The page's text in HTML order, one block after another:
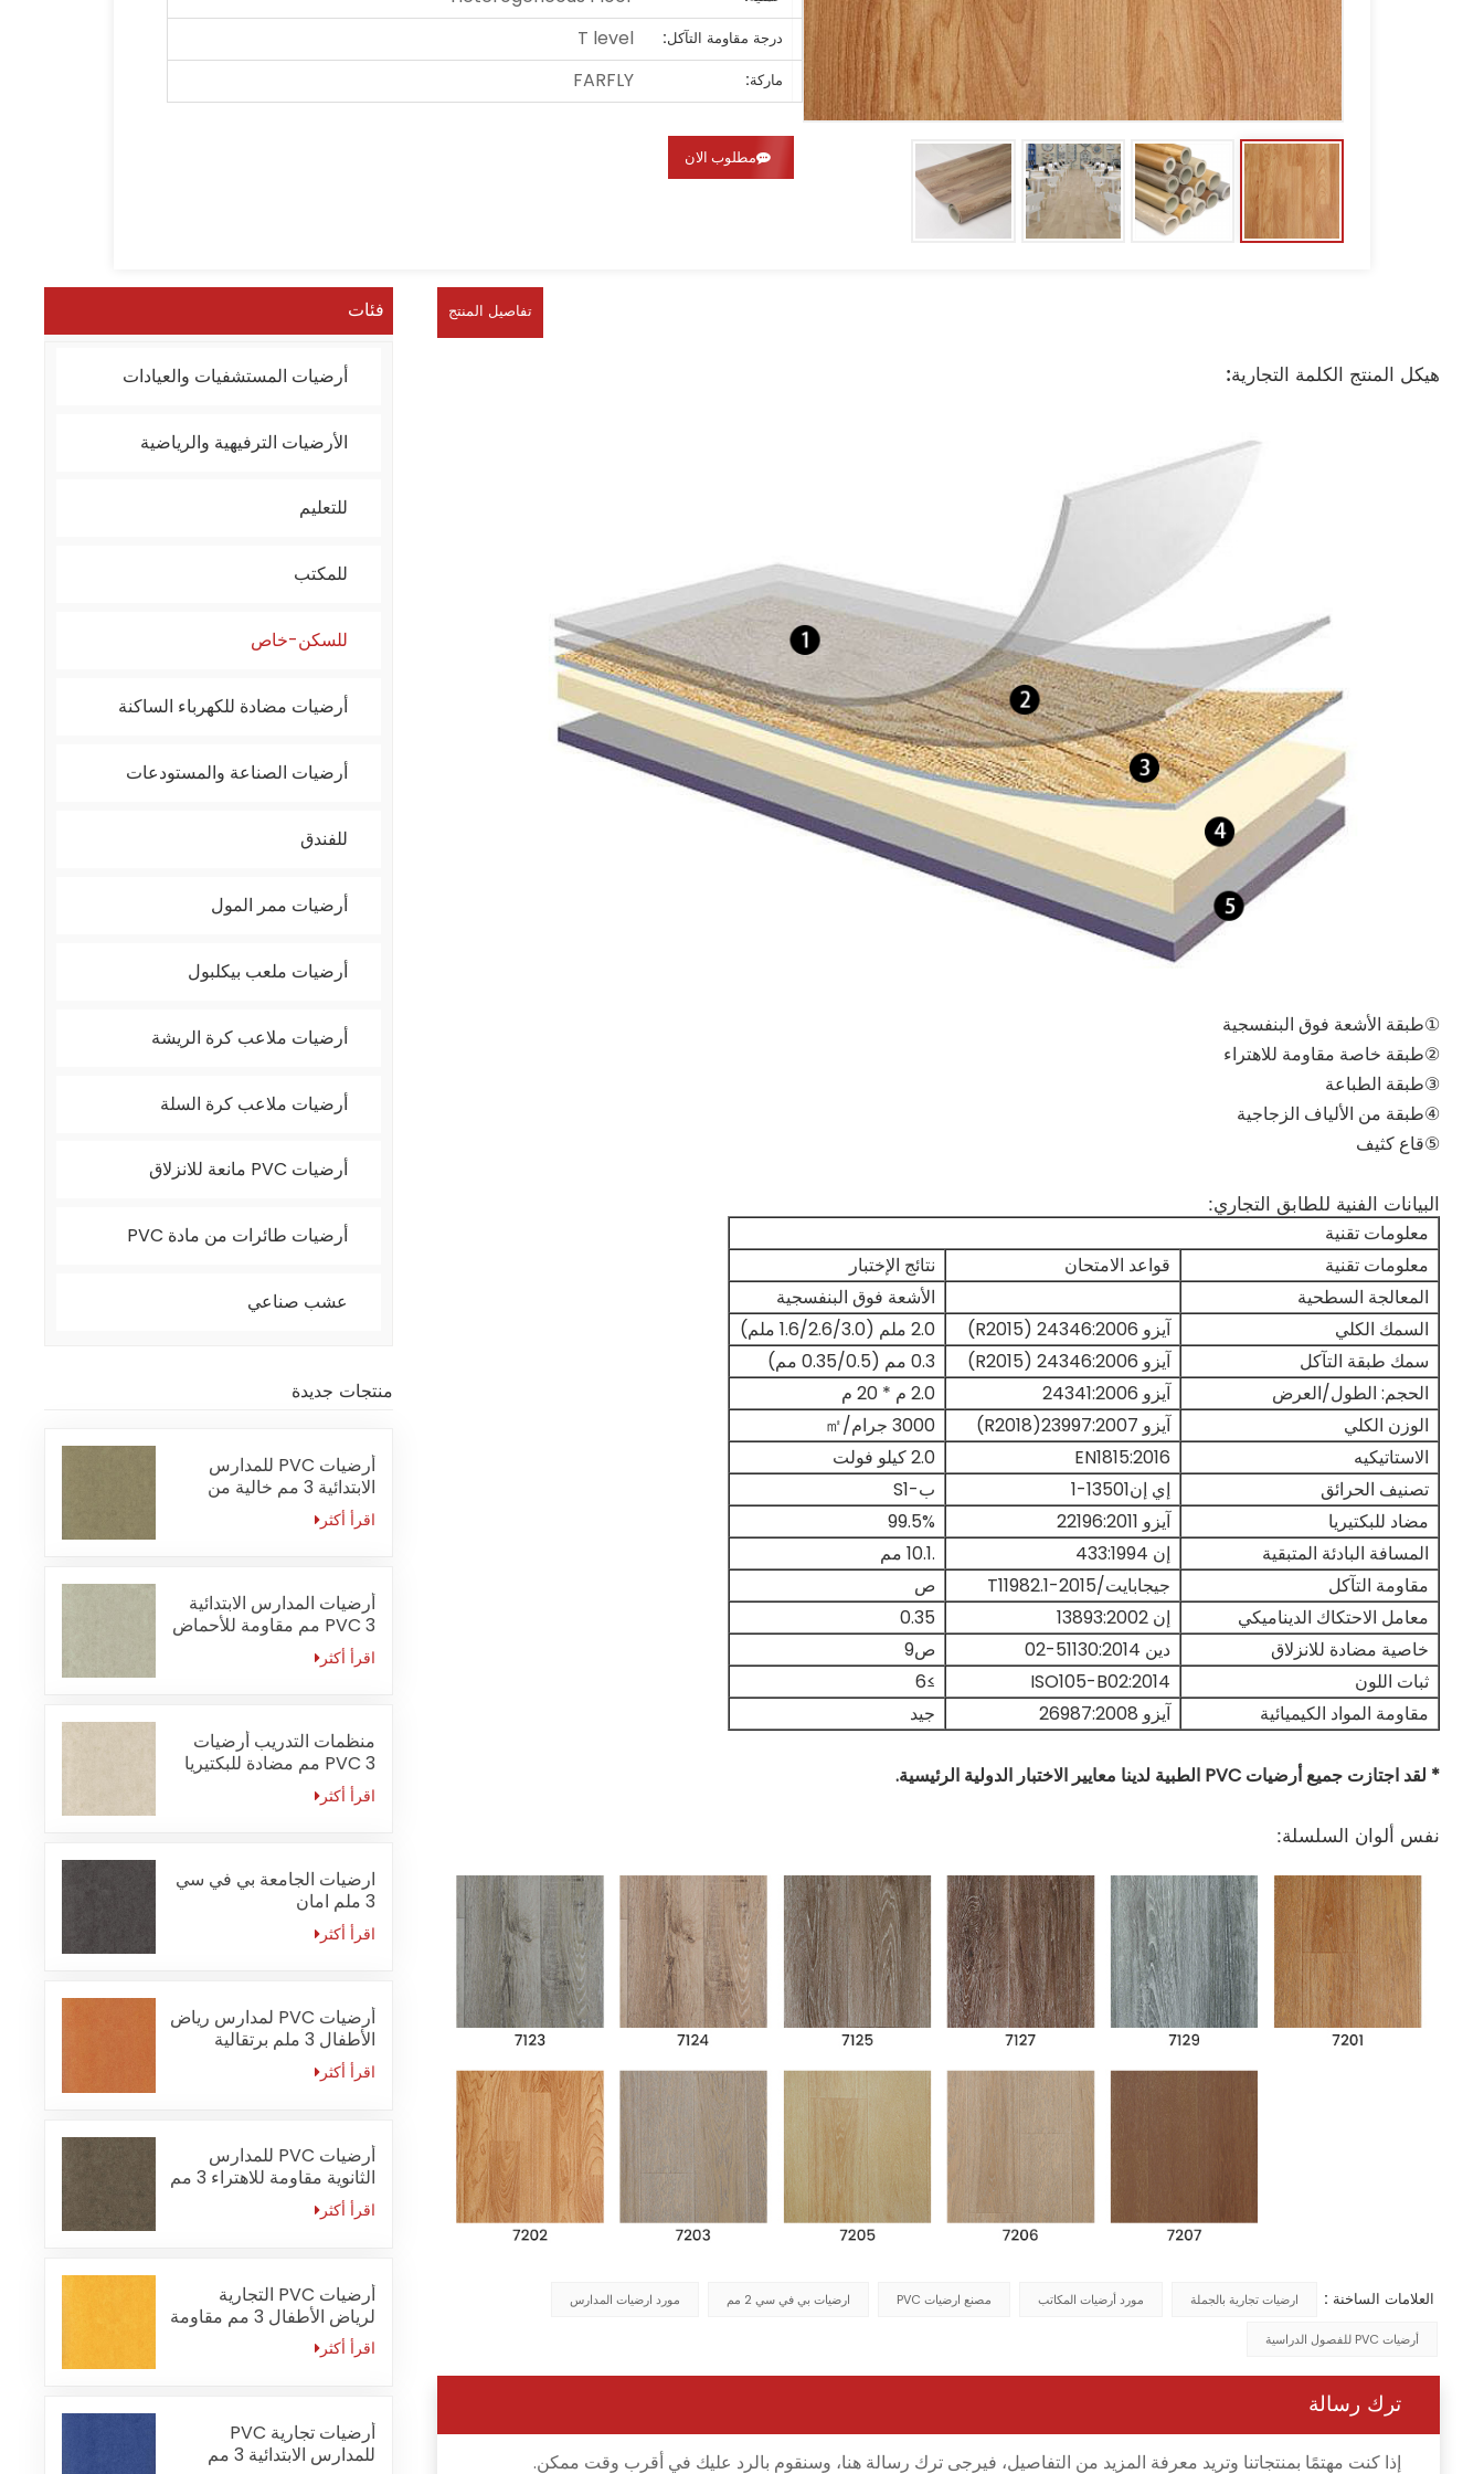
درجة مقاومة التآكل: T level
ماركة: FARFLY
مطلوب الان
فئات
أرضيات المستشفيات والعيادات
الأرضيات الترفيهية والرياضية
للتعليم
للمكتب
للسكن-خاص
أرضيات مضادة للكهرباء الساكنة
أرضيات الصناعة والمستودعات
للفندق
أرضيات ممر المول
أرضيات ملعب بيكلبول
أرضيات ملاعب كرة الريشة
أرضيات ملاعب كرة السلة
أرضيات PVC مانعة للانزلاق
أرضيات طائرات من مادة PVC
عشب صناعي
منتجات جديدة
أرضيات PVC للمدارس
الابتدائية 3 مم خالية من
الفورمالديهايد
اقرأ أكثر
أرضيات المدارس الابتدائية
PVC 3 مم مقاومة للأحماض
والقلويات
اقرأ أكثر
منظمات التدريب أرضيات
PVC 3 مم مضادة للبكتيريا
اقرأ أكثر
ارضيات الجامعة بي في سي
3 ملم امان
اقرأ أكثر
أرضيات PVC لمدارس رياض
الأطفال 3 ملم برتقالية
مقاومة للحريق
اقرأ أكثر
أرضيات PVC للمدارس
الثانوية مقاومة للاهتراء 3 مم
اقرأ أكثر
أرضيات PVC التجارية
لرياض الأطفال 3 مم مقاومة
للماء
اقرأ أكثر
أرضيات تجارية PVC
للمدارس الابتدائية 3 مم
تفاصيل المنتج
هيكل المنتج الكلمة التجارية:
①طبقة الأشعة فوق البنفسجية
②طبقة خاصة مقاومة للاهتراء
③طبقة الطباعة
④طبقة من الألياف الزجاجية
⑤قاع كثيف
البيانات الفنية للطابق التجاري:
معلومات تقنية
معلومات تقنية
قواعد الامتحان
نتائج الإختبار
المعالجة السطحية
الأشعة فوق البنفسجية
السمك الكلي
آيزو 24346:2006 (R2015)
2.0 ملم (1.6/2.6/3.0 ملم)
سمك طبقة التآكل
آيزو 24346:2006 (R2015)
0.3 مم (0.35/0.5 مم)
الحجم: الطول/العرض
آيزو 24341:2006
2.0 م * 20 م
الوزن الكلي
آيزو 23997:2007(R2018)
3000 جرام/㎡
الاستاتيكيه
EN1815:2016
2.0 كيلو فولت
تصنيف الحرائق
إي إن13501-1
ب-S1
مضاد للبكتيريا
آيزو 22196:2011
99.5%
المسافة البادئة المتبقية
إن 433:1994
.10.1 مم
مقاومة التآكل
جيجابايت/T11982.1-2015
ص
معامل الاحتكاك الديناميكي
إن 13893:2002
0.35
خاصية مضادة للانزلاق
دين 51130:2014-02
ص9
ثبات اللون
ISO105-B02:2014
≥6
مقاومة المواد الكيميائية
آيزو 26987:2008 جيد
* لقد اجتازت جميع أرضيات PVC الطبية لدينا معايير الاختبار الدولية الرئيسية.
نفس ألوان السلسلة:
العلامات الساخنة : ارضيات تجارية بالجملة مورد أرضيات المكاتب مصنع ارضيات PVC ارضيات بي في سي 2 مم مورد ارضيات المدارس
أرضيات PVC للفصول الدراسية
ترك رسالة
إذا كنت مهتمًا بمنتجاتنا وتريد معرفة المزيد من التفاصيل، فيرجى ترك رسالة هنا، وسنقوم بالرد عليك في أقرب وقت ممكن.